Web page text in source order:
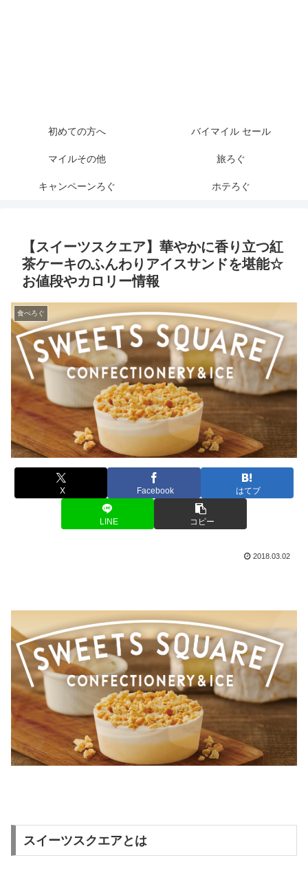
初めての方へ バイマイル セール
マイルその他 旅ろぐ
キャンペーンろぐ ホテろぐ
【スイーツスクエア】華やかに香り立つ紅
茶ケーキのふんわりアイスサンドを堪能☆
お値段やカロリー情報
食べろぐ
X Facebook はてブ
LINE コピー
2018.03.02
スイーツスクエアとは